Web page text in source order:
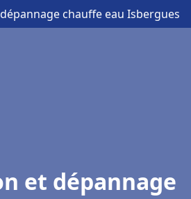
chauffe eau Isbergues
et dépannage